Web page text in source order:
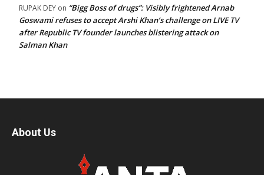
RUPAK DEY on “Bigg Boss of drugs”: Visibly frightened Arnab
Goswami refuses to accept Arshi Khan’s challenge on LIVE TV
after Republic TV founder launches blistering attack on
Salman Khan
About Us